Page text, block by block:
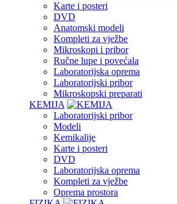
Karte i posteri
DVD
Anatomski modeli
Kompleti za vježbe
Mikroskopi i pribor
Ručne lupe i povećala
Laboratorijska oprema
Laboratorijski pribor
Mikroskopski preparati
KEMIJA
Laboratorijski pribor
Modeli
Kemikalije
Karte i posteri
DVD
Laboratorijska oprema
Kompleti za vježbe
Oprema prostora